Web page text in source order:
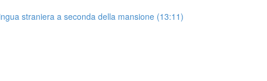
straniera a seconda della mansione (13:11)